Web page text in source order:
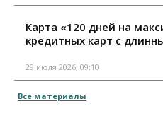
Карта «120 дней на
кредитных карт с
29 июля 2026, 09:10
Все материалы